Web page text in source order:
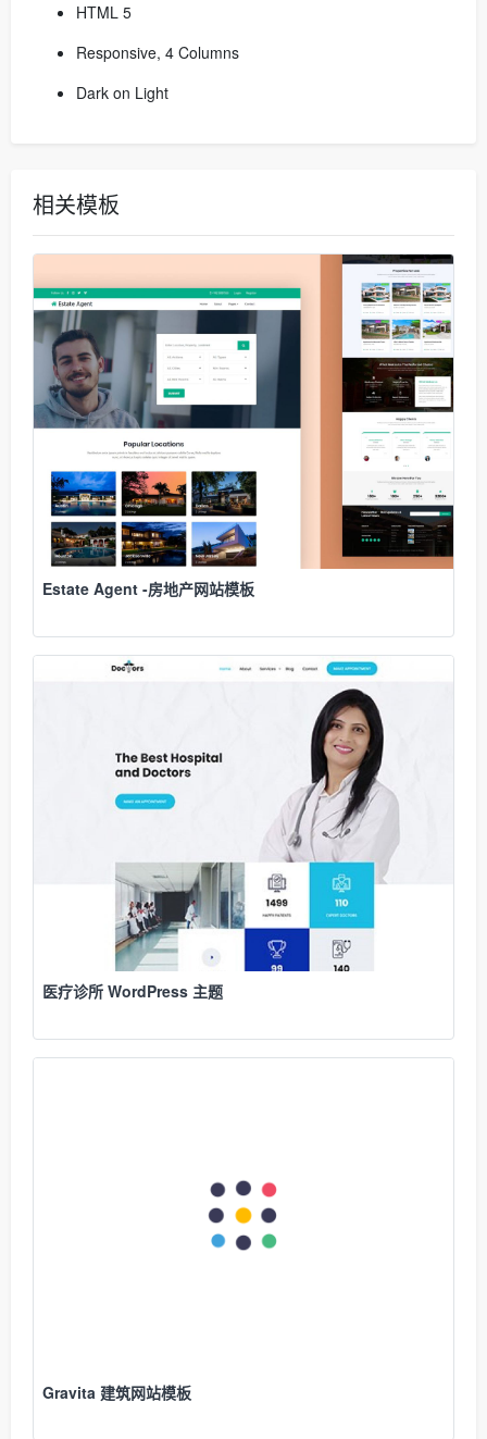
HTML 5
Responsive, 4 Columns
Dark on Light
相关模板
Estate Agent -房地产网站模板
医疗诊所 WordPress 主题
Gravita 建筑网站模板